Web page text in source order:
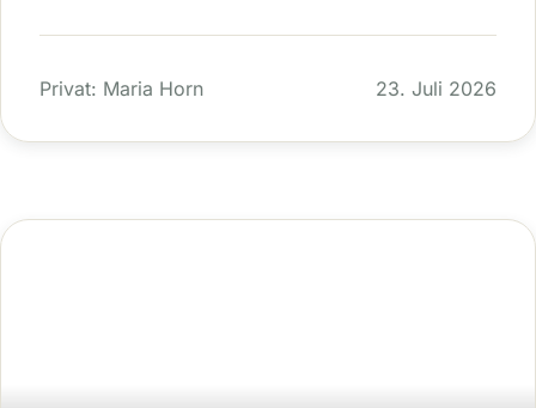
Privat: Maria Horn 23. Juli 2026